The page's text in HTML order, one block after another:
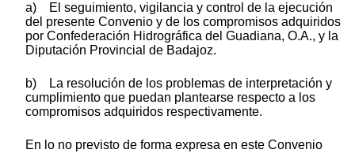
a) El seguimiento, vigilancia y control de la ejecución
del presente Convenio y de los compromisos adquiridos
por Confederación Hidrográfica del Guadiana, O.A., y la
Diputación Provincial de Badajoz.
b) La resolución de los problemas de interpretación y
cumplimiento que puedan plantearse respecto a los
compromisos adquiridos respectivamente.
En lo no previsto de forma expresa en este Convenio